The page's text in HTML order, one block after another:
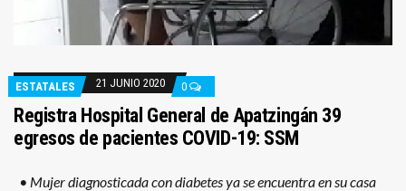
ESTATALES 21 JUNIO 2020 0
Registra Hospital General de Apatzingán 39
egresos de pacientes COVID-19: SSM
• Mujer diagnosticada con diabetes ya se encuentra en su casa